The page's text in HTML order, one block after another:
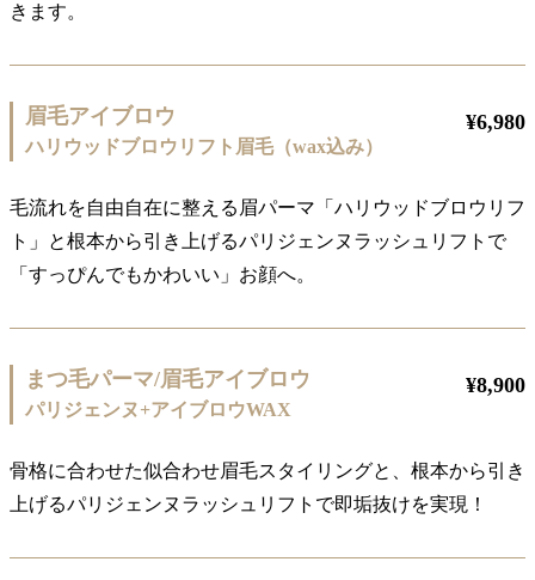
きます。
眉毛アイブロウ
ハリウッドブロウリフト眉毛（wax込み）
¥6,980
毛流れを自由自在に整える眉パーマ「ハリウッドブロウリフ
ト」と根本から引き上げるパリジェンヌラッシュリフトで
「すっぴんでもかわいい」お顔へ。
まつ毛パーマ/眉毛アイブロウ
パリジェンヌ+アイブロウWAX
¥8,900
骨格に合わせた似合わせ眉毛スタイリングと、根本から引き
上げるパリジェンヌラッシュリフトで即垢抜けを実現！